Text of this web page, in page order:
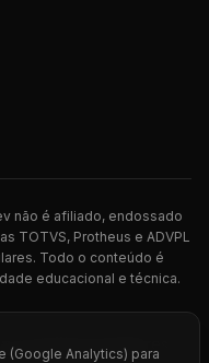
não é afiliado, endossado
TOTVS, Protheus e ADVPL
Todo o conteúdo é
educacional e técnica.
desenvolvedores
(Google Analytics) para